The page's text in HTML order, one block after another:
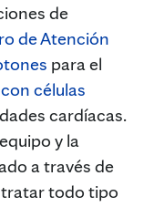
de
de Atención
para el
células
cardíacas.
y la
a través de
tratar todo tipo